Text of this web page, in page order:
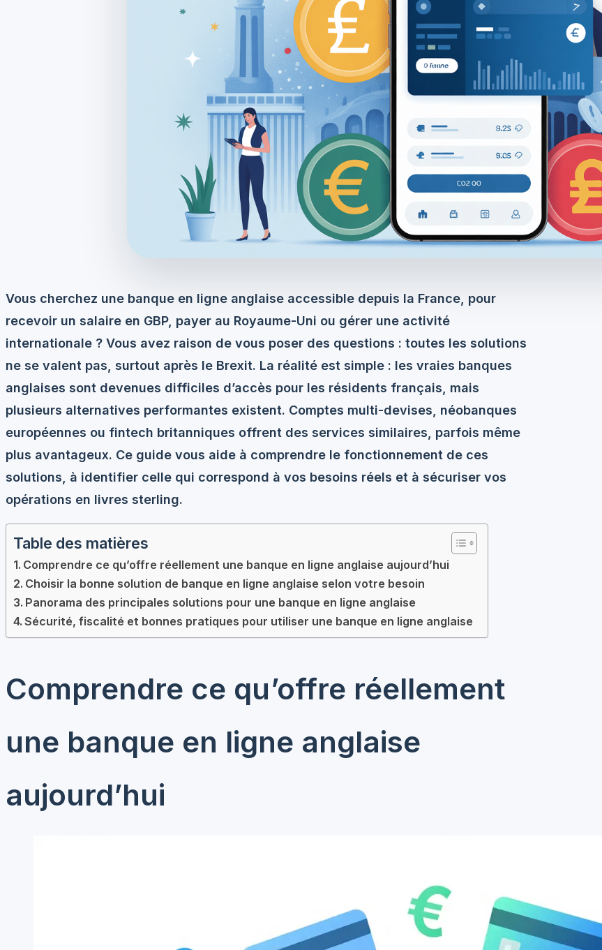
Vous cherchez une banque en ligne anglaise accessible depuis la France, pour
recevoir un salaire en GBP, payer au Royaume-Uni ou gérer une activité
internationale ? Vous avez raison de vous poser des questions : toutes les solutions
ne se valent pas, surtout après le Brexit. La réalité est simple : les vraies banques
anglaises sont devenues difficiles d’accès pour les résidents français, mais
plusieurs alternatives performantes existent. Comptes multi-devises, néobanques
européennes ou fintech britanniques offrent des services similaires, parfois même
plus avantageux. Ce guide vous aide à comprendre le fonctionnement de ces
solutions, à identifier celle qui correspond à vos besoins réels et à sécuriser vos
opérations en livres sterling.
Table des matières
Comprendre ce qu’offre réellement une banque en ligne anglaise aujourd’hui
Choisir la bonne solution de banque en ligne anglaise selon votre besoin
Panorama des principales solutions pour une banque en ligne anglaise
Sécurité, fiscalité et bonnes pratiques pour utiliser une banque en ligne anglaise
Comprendre ce qu’offre réellement
une banque en ligne anglaise
aujourd’hui